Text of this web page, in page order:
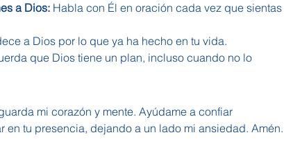
a Dios: Habla con Él en oración cada vez que sientas
a Dios por lo que ya ha hecho en tu vida.
que Dios tiene un plan, incluso cuando no lo
mi corazón y mente. Ayúdame a confiar
en tu presencia, dejando a un lado mi ansiedad. Amén.